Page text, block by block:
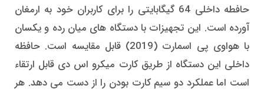
حافطه داخلی 64 گیگابایتی را برای کاربران خود به ارمغان
آورده است. این تجهیزات با دستگاه های میان رده و یکسان
با هواوی پی اسمارت (2019) قابل مقایسه است. حافظه
داخلی این دستگاه از طریق کارت میکرو اس دی قابل ارتقاء
است اما عملکرد دو سیم کارت بودن را از دست می دهد. هر